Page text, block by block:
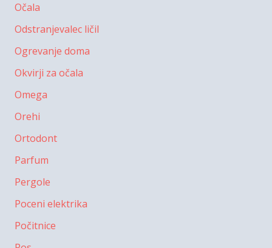
Očala
Odstranjevalec ličil
Ogrevanje doma
Okvirji za očala
Omega
Orehi
Ortodont
Parfum
Pergole
Poceni elektrika
Počitnice